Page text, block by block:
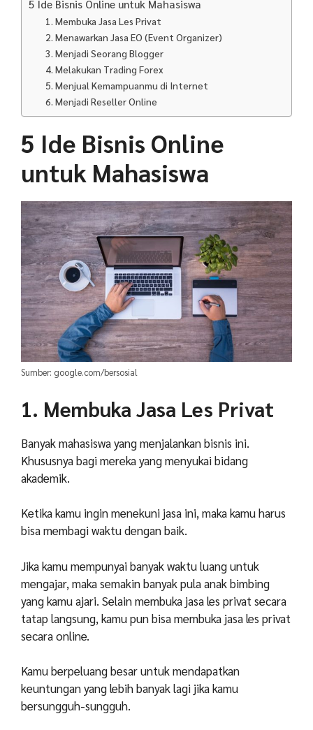
5 Ide Bisnis Online untuk Mahasiswa
1. Membuka Jasa Les Privat
2. Menawarkan Jasa EO (Event Organizer)
3. Menjadi Seorang Blogger
4. Melakukan Trading Forex
5. Menjual Kemampuanmu di Internet
6. Menjadi Reseller Online
5 Ide Bisnis Online
untuk Mahasiswa
Sumber: google.com/bersosial
1. Membuka Jasa Les Privat
Banyak mahasiswa yang menjalankan bisnis ini.
Khususnya bagi mereka yang menyukai bidang
akademik.
Ketika kamu ingin menekuni jasa ini, maka kamu harus
bisa membagi waktu dengan baik.
Jika kamu mempunyai banyak waktu luang untuk
mengajar, maka semakin banyak pula anak bimbing
yang kamu ajari. Selain membuka jasa les privat secara
tatap langsung, kamu pun bisa membuka jasa les privat
secara online.
Kamu berpeluang besar untuk mendapatkan
keuntungan yang lebih banyak lagi jika kamu
bersungguh-sungguh.